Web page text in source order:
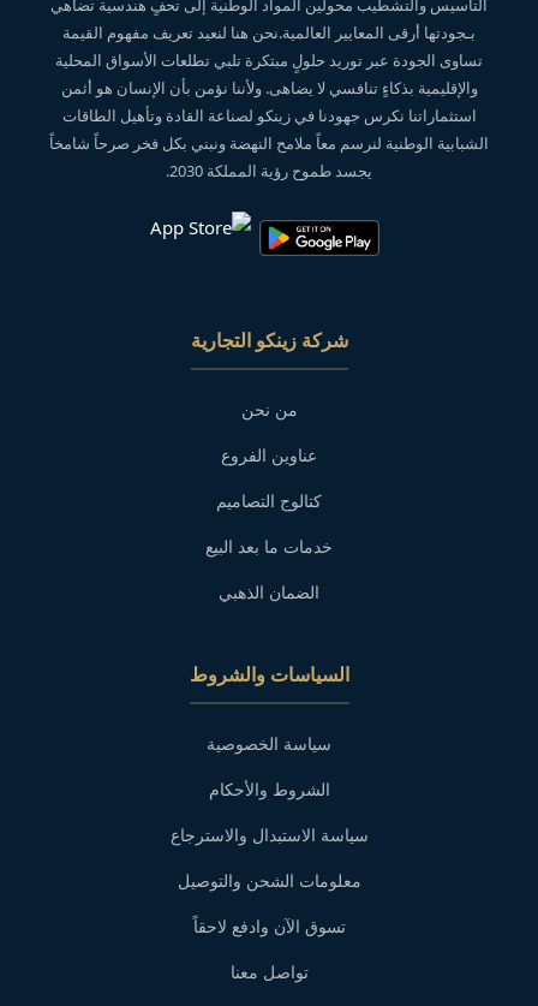
التأسيس والتشطيب محولين المواد الوطنية إلى تحفٍ هندسية تضاهي
بـجودتها أرقى المعايير العالمية.نحن هنا لنعيد تعريف مفهوم القيمة
تساوى الجودة عبر توريد حلولٍ مبتكرة تلبي تطلعات الأسواق المحلية
والإقليمية بذكاءٍ تنافسي لا يضاهى. ولأننا نؤمن بأن الإنسان هو أثمن
استثماراتنا نكرس جهودنا في زينكو لصناعة القادة وتأهيل الطاقات
الشبابية الوطنية لنرسم معاً ملامح النهضة ونبني بكل فخر صرحاً شامخاً
يجسد طموح رؤية المملكة 2030.
شركة زينكو التجارية
من نحن
عناوين الفروع
كتالوج التصاميم
خدمات ما بعد البيع
الضمان الذهبي
السياسات والشروط
سياسة الخصوصية
الشروط والأحكام
سياسة الاستبدال والاسترجاع
معلومات الشحن والتوصيل
تسوق الآن وادفع لاحقاً
تواصل معنا